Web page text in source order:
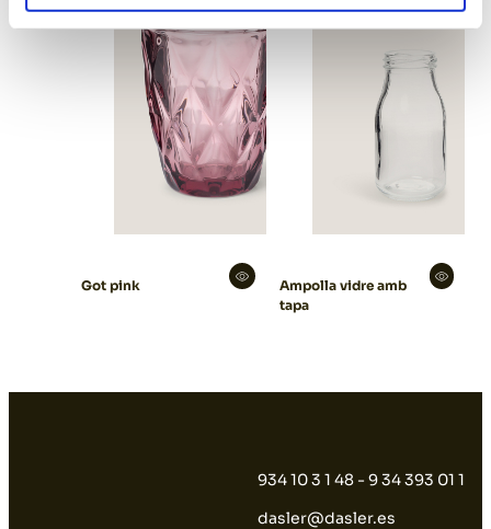
Got pink
Ampolla vidre amb
tapa
934 10 3 1 48 - 9 34 393 01 1
dasler@dasler.es